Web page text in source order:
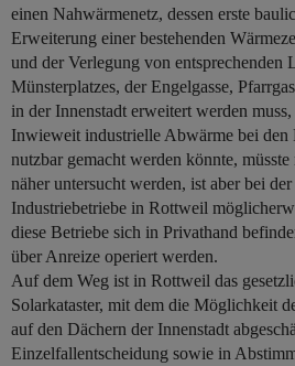
einen Nahwärmenetz, dessen erste
Erweiterung einer bestehenden
und der Verlegung von entsprechenden
Münsterplatzes, der Engelgasse,
in der Innenstadt erweitert werden
Inwieweit industrielle Abwärme bei den
nutzbar gemacht werden könnte,
näher untersucht werden, ist aber bei
Industriebetriebe in Rottweil
diese Betriebe sich in Privathand
über Anreize operiert werden.
Auf dem Weg ist in Rottweil das
Solarkataster, mit dem die Möglichkeit
auf den Dächern der Innenstadt
Einzelfallentscheidung sowie in